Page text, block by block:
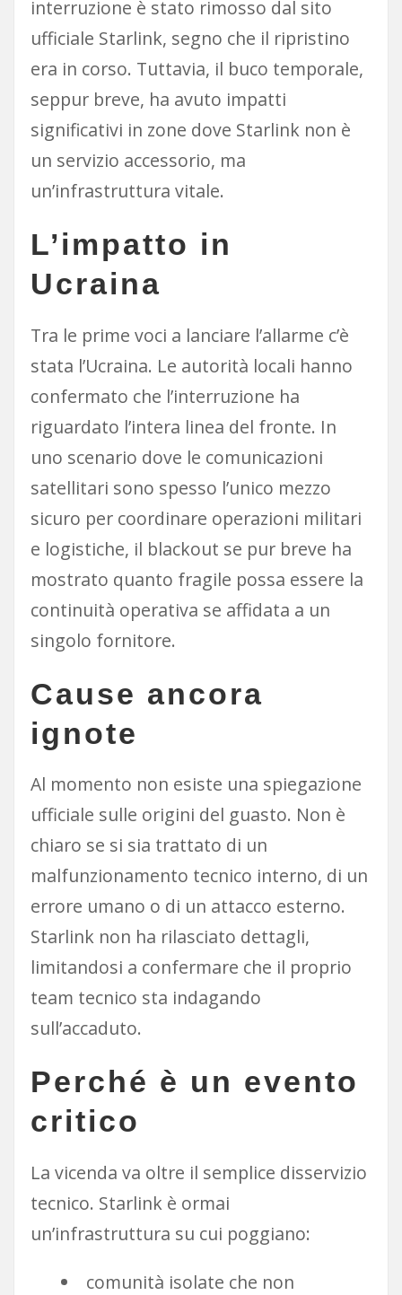
interruzione è stato rimosso dal sito
ufficiale Starlink, segno che il ripristino
era in corso. Tuttavia, il buco temporale,
seppur breve, ha avuto impatti
significativi in zone dove Starlink non è
un servizio accessorio, ma
un’infrastruttura vitale.
L’impatto in
Ucraina
Tra le prime voci a lanciare l’allarme c’è
stata l’Ucraina. Le autorità locali hanno
confermato che l’interruzione ha
riguardato l’intera linea del fronte. In
uno scenario dove le comunicazioni
satellitari sono spesso l’unico mezzo
sicuro per coordinare operazioni militari
e logistiche, il blackout se pur breve ha
mostrato quanto fragile possa essere la
continuità operativa se affidata a un
singolo fornitore.
Cause ancora
ignote
Al momento non esiste una spiegazione
ufficiale sulle origini del guasto. Non è
chiaro se si sia trattato di un
malfunzionamento tecnico interno, di un
errore umano o di un attacco esterno.
Starlink non ha rilasciato dettagli,
limitandosi a confermare che il proprio
team tecnico sta indagando
sull’accaduto.
Perché è un evento
critico
La vicenda va oltre il semplice disservizio
tecnico. Starlink è ormai
un’infrastruttura su cui poggiano:
comunità isolate che non